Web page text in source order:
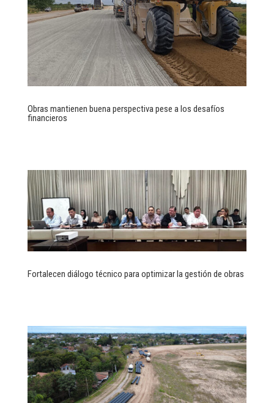
Obras mantienen buena perspectiva pese a los desafíos
financieros
Fortalecen diálogo técnico para optimizar la gestión de obras